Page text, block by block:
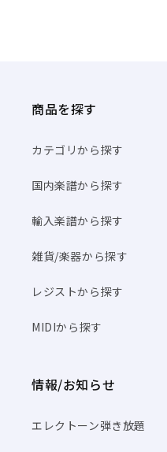
商品を探す
カテゴリから探す
国内楽譜から探す
輸入楽譜から探す
雑貨/楽器から探す
レジストから探す
MIDIから探す
情報/お知らせ
エレクトーン弾き放題